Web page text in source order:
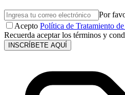
Por
Acepto Política de Tratamiento
Recuerda aceptar los términos y
INSCRÍBETE AQUÍ